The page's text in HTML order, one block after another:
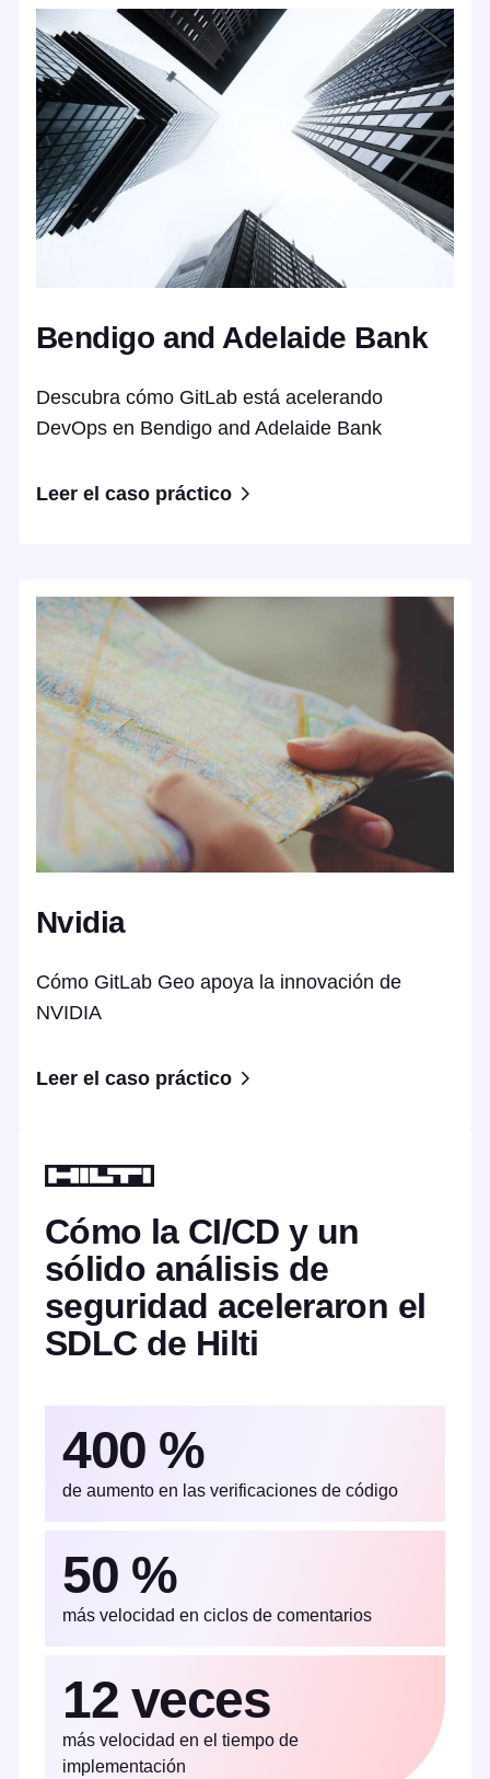
Bendigo and Adelaide Bank
Descubra cómo GitLab está acelerando
DevOps en Bendigo and Adelaide Bank
Leer el caso práctico
Nvidia
Cómo GitLab Geo apoya la innovación de
NVIDIA
Leer el caso práctico
Cómo la CI/CD y un
sólido análisis de
seguridad aceleraron el
SDLC de Hilti
400 %
de aumento en las verificaciones de código
50 %
más velocidad en ciclos de comentarios
12 veces
más velocidad en el tiempo de
implementación